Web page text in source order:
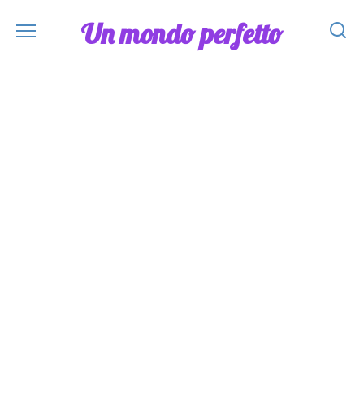
Un mondo perfetto